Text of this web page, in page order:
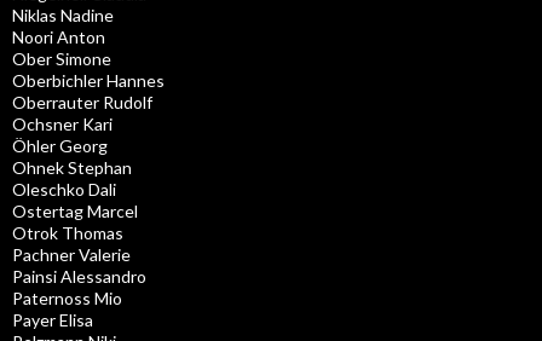
Niklas Nadine
Noori Anton
Ober Simone
Oberbichler Hannes
Oberrauter Rudolf
Ochsner Kari
Öhler Georg
Ohnek Stephan
Oleschko Dali
Ostertag Marcel
Otrok Thomas
Pachner Valerie
Painsi Alessandro
Paternoss Mio
Payer Elisa